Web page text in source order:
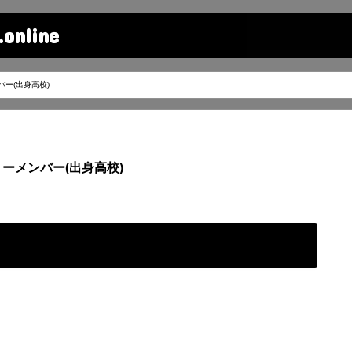
ー(出身高校)
メンバー(出身高校)